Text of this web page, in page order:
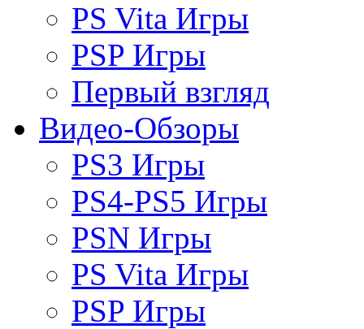
PS Vita Игры
PSP Игры
Первый взгляд
Видео-Обзоры
PS3 Игры
PS4-PS5 Игры
PSN Игры
PS Vita Игры
PSP Игры